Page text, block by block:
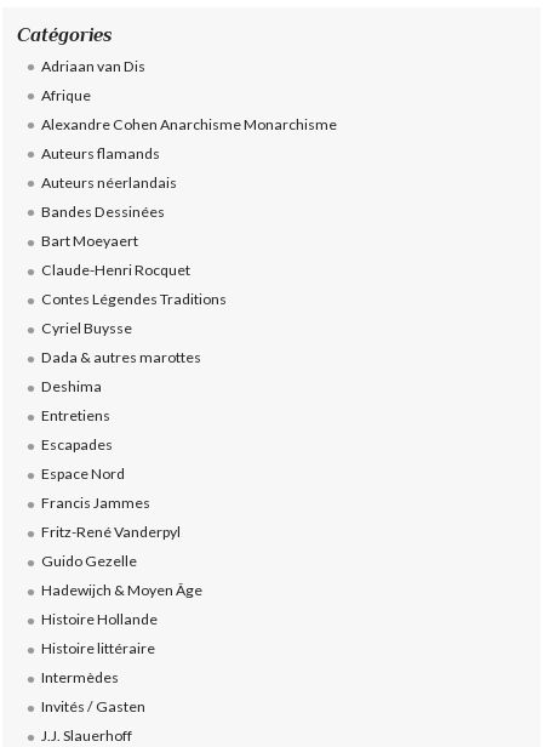
Catégories
Adriaan van Dis
Afrique
Alexandre Cohen Anarchisme Monarchisme
Auteurs flamands
Auteurs néerlandais
Bandes Dessinées
Bart Moeyaert
Claude-Henri Rocquet
Contes Légendes Traditions
Cyriel Buysse
Dada & autres marottes
Deshima
Entretiens
Escapades
Espace Nord
Francis Jammes
Fritz-René Vanderpyl
Guido Gezelle
Hadewijch & Moyen Âge
Histoire Hollande
Histoire littéraire
Intermèdes
Invités / Gasten
J.J. Slauerhoff